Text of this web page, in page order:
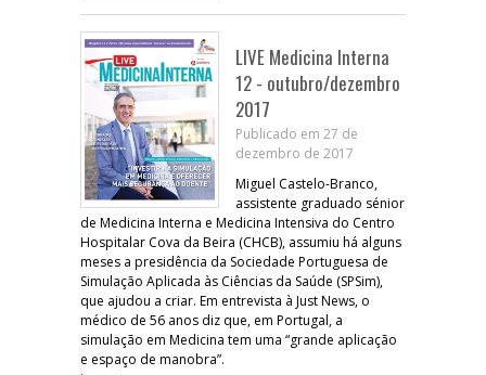
LIVE Medicina Interna
12 - outubro/dezembro
2017
Publicado em 27 de
dezembro de 2017
Miguel Castelo-Branco,
assistente graduado sénior
de Medicina Interna e Medicina Intensiva do Centro
Hospitalar Cova da Beira (CHCB), assumiu há alguns
meses a presidência da Sociedade Portuguesa de
Simulação Aplicada às Ciências da Saúde (SPSim),
que ajudou a criar. Em entrevista à Just News, o
médico de 56 anos diz que, em Portugal, a
simulação em Medicina tem uma “grande aplicação
e espaço de manobra”.